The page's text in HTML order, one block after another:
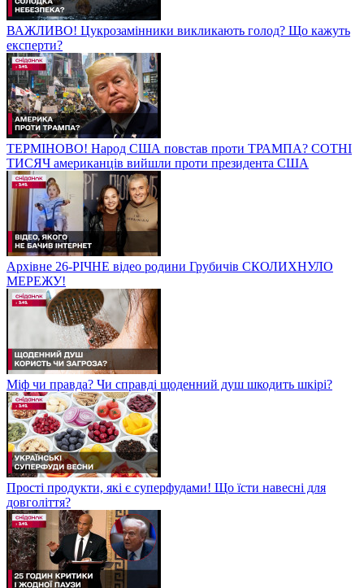
ВАЖЛИВО! Цукрозамінники викликають голод? Що кажуть
експерти?
ТЕРМІНОВО! Народ США повстав проти ТРАМПА? СОТНІ
ТИСЯЧ американців вийшли проти президента США
Архівне 26-РІЧНЕ відео родини Грубичів СКОЛИХНУЛО
МЕРЕЖУ!
Міф чи правда? Чи справді щоденний душ шкодить шкірі?
Прості продукти, які є суперфудами! Що їсти навесні для
довголіття?